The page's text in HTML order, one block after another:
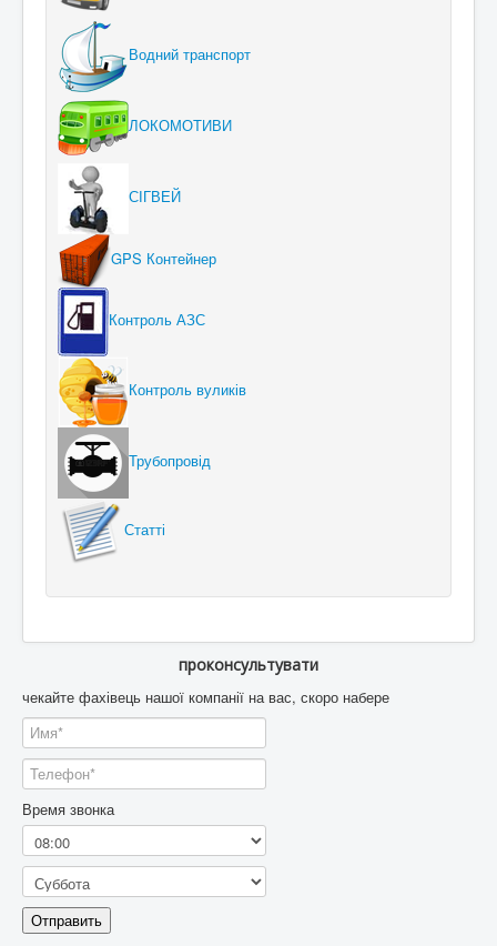
Водний транспорт
ЛОКОМОТИВИ
СІГВЕЙ
GPS Контейнер
Контроль АЗС
Контроль вуликів
Трубопровід
Статті
проконсультувати
чекайте фахівець нашої компанії на вас, скоро набере
Время звонка
Отправить